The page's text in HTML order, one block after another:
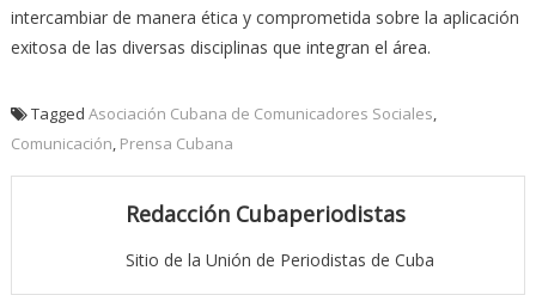
intercambiar de manera ética y comprometida sobre la aplicación
exitosa de las diversas disciplinas que integran el área.
Tagged Asociación Cubana de Comunicadores Sociales,
Comunicación, Prensa Cubana
Redacción Cubaperiodistas
Sitio de la Unión de Periodistas de Cuba